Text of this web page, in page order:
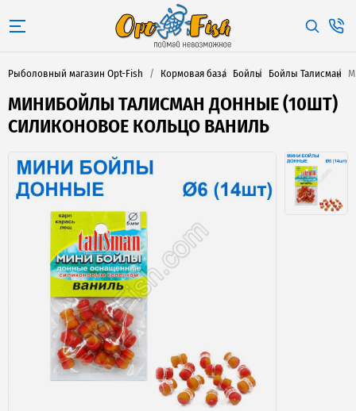
Рыболовный магазин Opt-Fish Кормовая база Бойлы Бойлы Талисман
МИНИБОЙЛЫ ТАЛИСМАН ДОННЫЕ (10ШТ)
СИЛИКОНОВОЕ КОЛЬЦО ВАНИЛЬ